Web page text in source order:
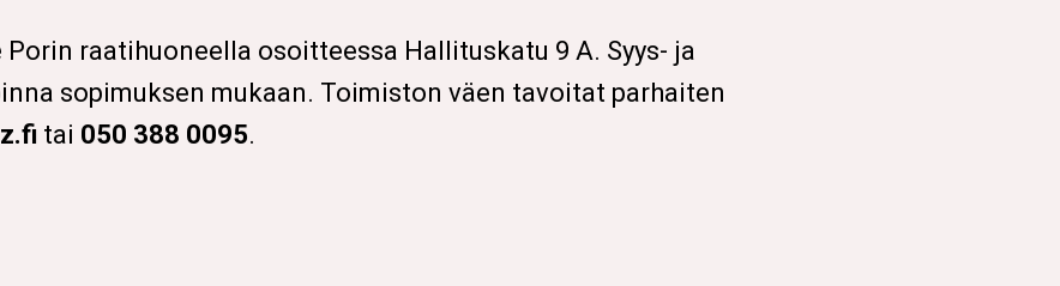
raatihuoneella osoitteessa Hallituskatu 9 A. Syys- ja
sopimuksen mukaan. Toimiston väen tavoitat parhaiten
tai 050 388 0095.